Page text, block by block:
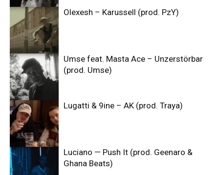
Olexesh – Karussell (prod. PzY)
Umse feat. Masta Ace – Unzerstörbar
(prod. Umse)
Lugatti & 9ine – AK (prod. Traya)
Luciano — Push It (prod. Geenaro &
Ghana Beats)